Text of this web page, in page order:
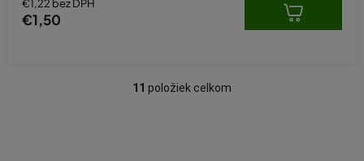
€1,22 bez DPH
€1,50
O
11 položiek celkom